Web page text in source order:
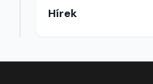
Hírek